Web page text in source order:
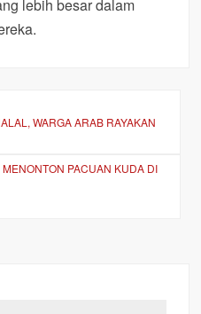
lebih besar dalam
WARGA ARAB RAYAKAN
PACUAN KUDA DI